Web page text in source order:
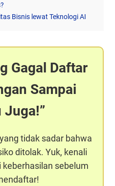
Bisnis lewat Teknologi AI
Gagal Daftar
Sampai
Juga!
tidak sadar bahwa
ditolak. Yuk, kenali
sebelum